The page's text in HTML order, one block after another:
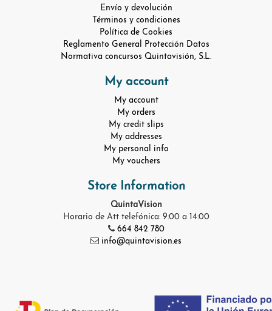
Envío y devolución
Términos y condiciones
Política de Cookies
Reglamento General Protección Datos
Normativa concursos Quintavisión, S.L.
My account
My account
My orders
My credit slips
My addresses
My personal info
My vouchers
Store Information
QuintaVision
Horario de Att telefónica: 9:00 a 14:00
664 842 780
info@quintavision.es